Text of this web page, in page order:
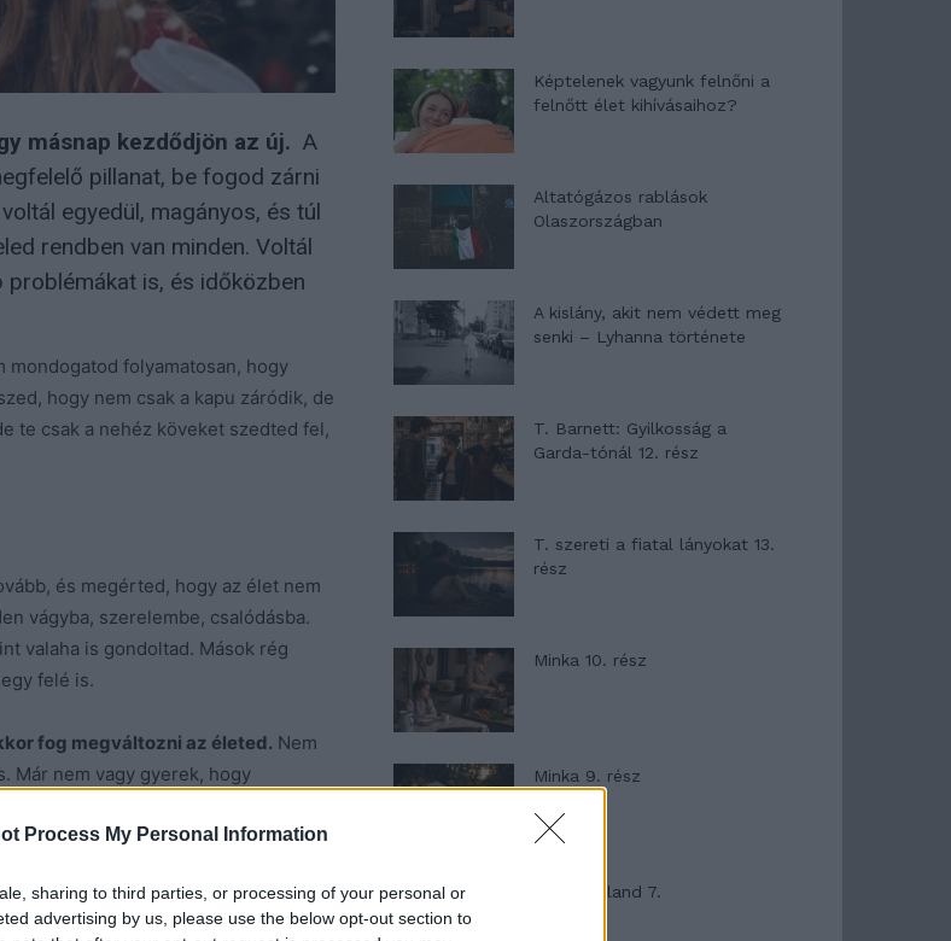
Process My Personal Information
sharing to third parties, or processing of your personal or
advertising by us, please use the below opt-out section to
másnap kezdődjön az új. A
pillanat, be fogod zárni
egyedül, magányos, és túl
rendben van minden. Voltál
is, és időközben
mondogatod folyamatosan, hogy
hogy nem csak a kapu záródik, de
te csak a nehéz köveket szedted fel,
és megérted, hogy az élet nem
vágyba, szerelembe, csalódásba.
valaha is gondoltad. Mások rég
felé is.
fog megváltozni az életed. Nem
Már nem vagy gyerek, hogy
becsomagoltad a tartalék erődet is,
tudnád mászni a legmagasabb
elértél, amikor nem szaladsz a
Képtelenek vagyunk felnőni a
felnőtt élet kihívásaihoz?
Altatógázos rablások
Olaszországban
A kislány, akit nem védett meg
senki – Lyhanna története
T. Barnett: Gyilkosság a
Garda-tónál 12. rész
T. szereti a fiatal lányokat 13.
rész
Minka 10. rész
Minka 9. rész
Máltai kaland 7.